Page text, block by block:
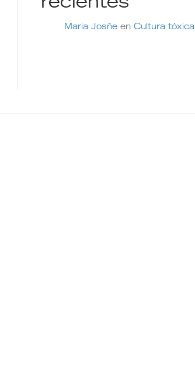
recientes
Maria Josñe en Cultura tóxica